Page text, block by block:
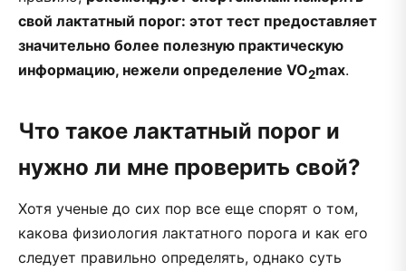
свой лактатный порог: этот тест предоставляет
значительно более полезную практическую
информацию, нежели определение VO2max.
Что такое лактатный порог и
нужно ли мне проверить свой?
Хотя ученые до сих пор все еще спорят о том,
какова физиология лактатного порога и как его
следует правильно определять, однако суть